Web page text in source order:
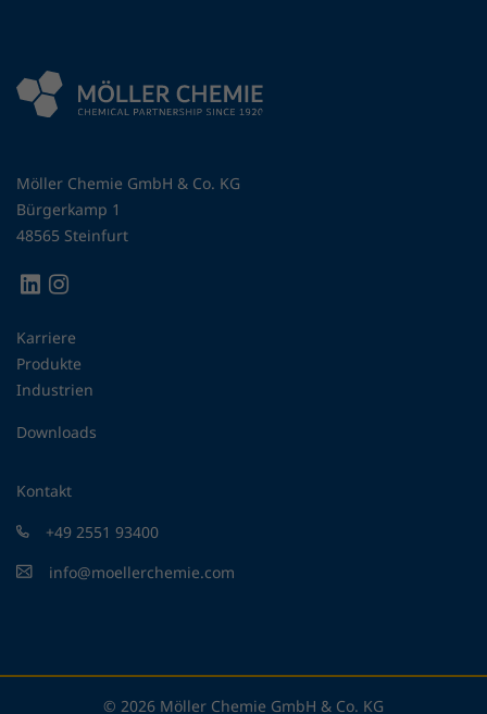
Möller Chemie GmbH & Co. KG
Bürgerkamp 1
48565 Steinfurt
Karriere
Produkte
Industrien
Downloads
Kontakt
+49 2551 93400
info@moellerchemie.com
© 2026 Möller Chemie GmbH & Co. KG